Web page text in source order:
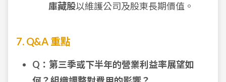
庫藏股以維護公司及股東長期價值。
7. Q&A 重點
Q：第三季或下半年的營業利益率展望如